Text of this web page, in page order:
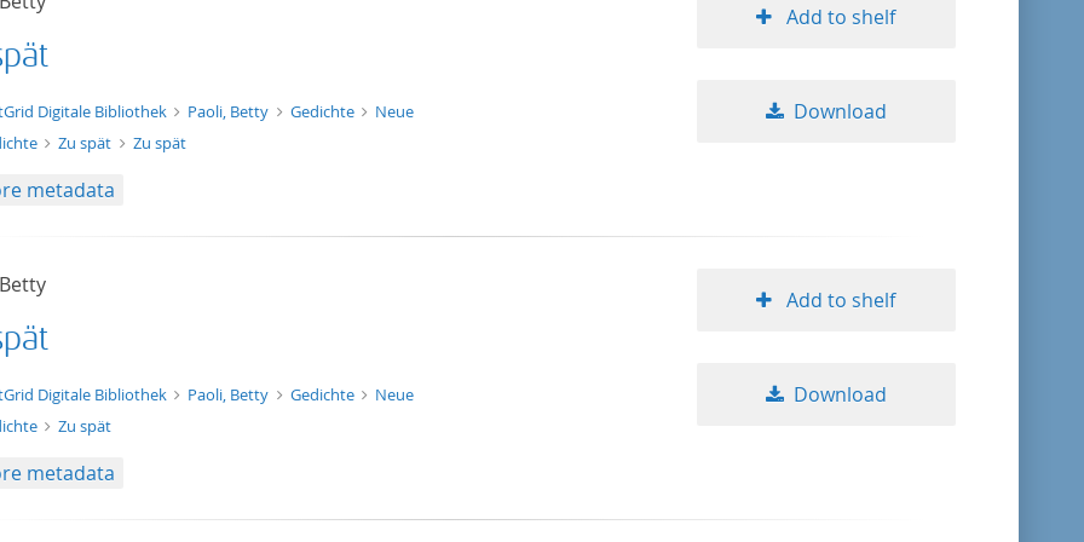
xmlDigitale Bibliothek Paoli, Betty Gedichte
Neue
Zu spät Zu spät
Add to shelf
Download
metadata
tg.edition+tg.aggregation+xml
Digitale Bibliothek Paoli, Betty Gedichte
Neue
Zu spät
Add to shelf
Download
metadata